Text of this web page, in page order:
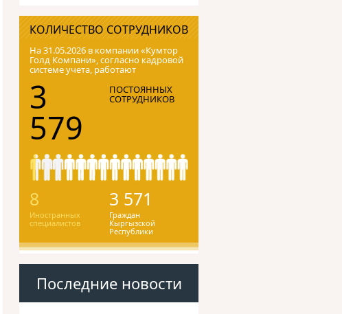
КОЛИЧЕСТВО СОТРУДНИКОВ
На 31.05.2026 в компании «Кумтор
Голд Компани», согласно кадровой
системе учета, работают
3
579
ПОСТОЯННЫХ
СОТРУДНИКОВ
8
Иностранных
специалистов
3 571
Граждан
Кыргызской
Республики
Последние новости